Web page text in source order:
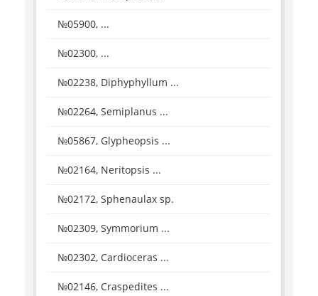
№05900, ...
№02300, ...
№02238, Diphyphyllum ...
№02264, Semiplanus ...
№05867, Glypheopsis ...
№02164, Neritopsis ...
№02172, Sphenaulax sp.
№02309, Symmorium ...
№02302, Cardioceras ...
№02146, Craspedites ...